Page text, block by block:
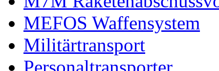
MEFOS Waffensystem
Militärtransport